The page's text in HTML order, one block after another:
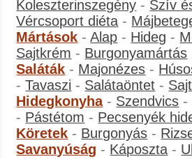
Koleszterinszegény - Szív
Vércsoport diéta -
Mártások -Alap - Hideg -
Sajtkrém - Burgonyamártás
Saláták - Majonézes -
-Tavaszi - Salátaöntet -
Hidegkonyha- Szendvics -
- Pástétom - Pecsenyék
Köretek - Burgonyás -
Savanyúság - Káposzta -